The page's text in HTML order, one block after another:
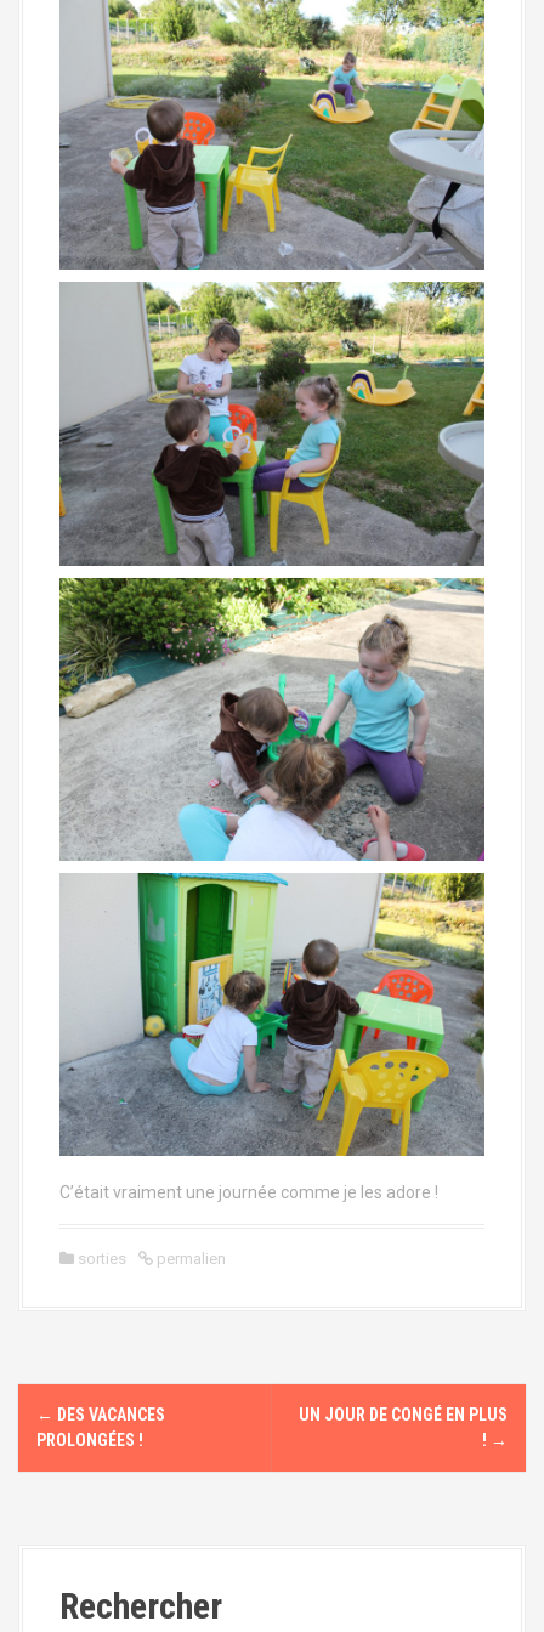
C’était vraiment une journée comme je les adore !
sorties permalien
N← DES VACANCES
PROLONGÉES !
UN JOUR DE CONGÉ EN PLUS
! →
Rechercher